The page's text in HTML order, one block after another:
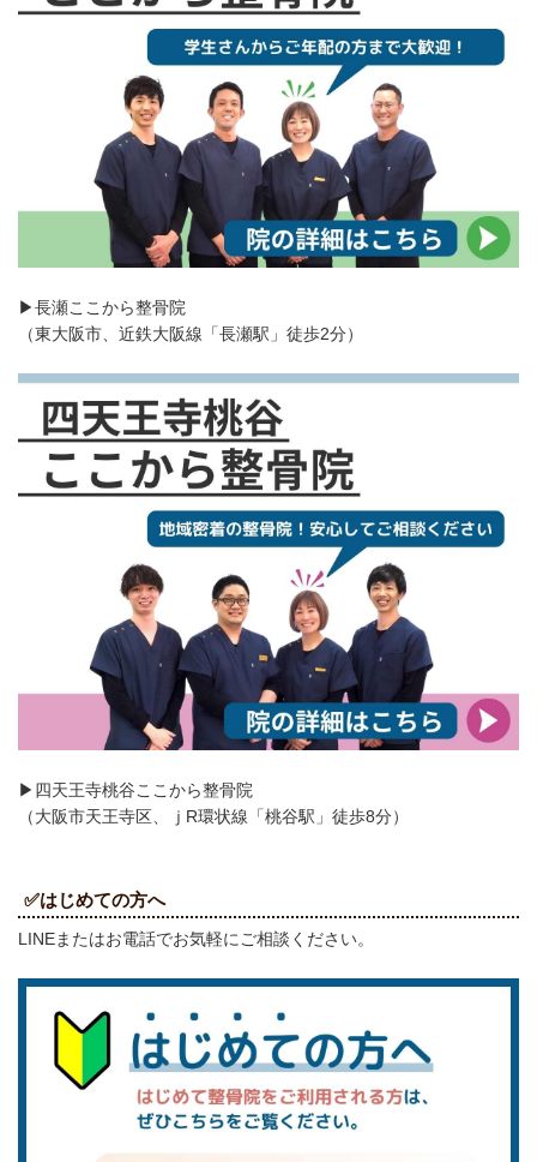
▶長瀬ここから整骨院
（東大阪市、近鉄大阪線「長瀬駅」徒歩2分）
▶四天王寺桃谷ここから整骨院
（大阪市天王寺区、ｊR環状線「桃谷駅」徒歩8分）
✅はじめての方へ
LINEまたはお電話でお気軽にご相談ください。